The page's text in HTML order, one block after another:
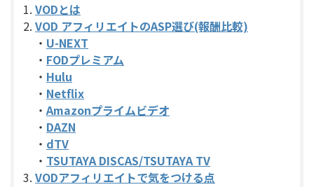
VODとは
VOD アフィリエイトのASP選び(報酬比較)
・ U-NEXT
・ FODプレミアム
・ Hulu
・ Netflix
・Amazonプライムビデオ
・ DAZN
・ dTV
・ TSUTAYA DISCAS/TSUTAYA TV
VODアフィリエイトで気をつける点